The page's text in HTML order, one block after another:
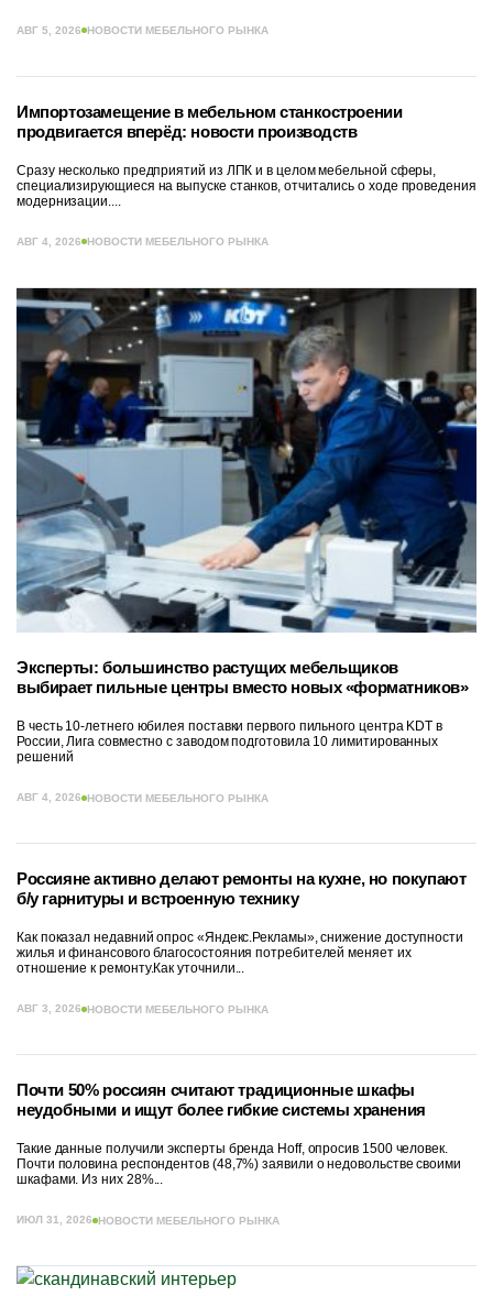
АВГ 5, 2026 НОВОСТИ МЕБЕЛЬНОГО РЫНКА
Импортозамещение в мебельном станкостроении
продвигается вперёд: новости производств
Сразу несколько предприятий из ЛПК и в целом мебельной сферы,
специализирующиеся на выпуске станков, отчитались о ходе проведения
модернизации....
АВГ 4, 2026 НОВОСТИ МЕБЕЛЬНОГО РЫНКА
Эксперты: большинство растущих мебельщиков
выбирает пильные центры вместо новых «форматников»
В честь 10-летнего юбилея поставки первого пильного центра KDT в
России, Лига совместно с заводом подготовила 10 лимитированных
решений
АВГ 4, 2026 НОВОСТИ МЕБЕЛЬНОГО РЫНКА
Россияне активно делают ремонты на кухне, но покупают
б/у гарнитуры и встроенную технику
Как показал недавний опрос «Яндекс.Рекламы», снижение доступности
жилья и финансового благосостояния потребителей меняет их
отношение к ремонту.Как уточнили...
АВГ 3, 2026 НОВОСТИ МЕБЕЛЬНОГО РЫНКА
Почти 50% россиян считают традиционные шкафы
неудобными и ищут более гибкие системы хранения
Такие данные получили эксперты бренда Hoff, опросив 1500 человек.
Почти половина респондентов (48,7%) заявили о недовольстве своими
шкафами. Из них 28%...
ИЮЛ 31, 2026 НОВОСТИ МЕБЕЛЬНОГО РЫНКА